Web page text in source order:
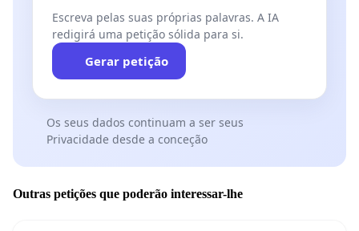
Escreva pelas suas próprias palavras. A IA
redigirá uma petição sólida para si.
Gerar petição
Os seus dados continuam a ser seus
Privacidade desde a conceção
Outras petições que poderão interessar-lhe